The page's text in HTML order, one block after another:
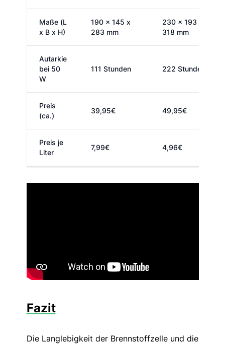
Maße (L
x B x H)
190 x 145 x
283 mm
230 x 193 x
318 mm
Autarkie
bei 50
W
111 Stunden 222 Stunden
Preis
(ca.)
39,95€ 49,95€
Preis je
Liter
7,99€ 4,96€
Fazit
Die Langlebigkeit der Brennstoffzelle und die